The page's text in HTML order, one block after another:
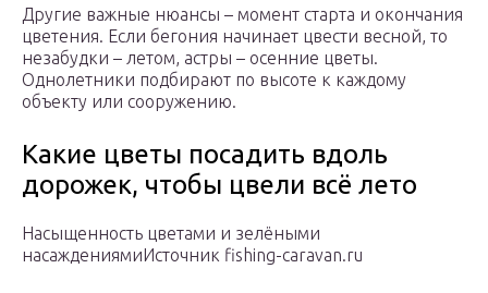
Другие важные нюансы – момент старта и окончания
цветения. Если бегония начинает цвести весной, то
незабудки – летом, астры – осенние цветы.
Однолетники подбирают по высоте к каждому
объекту или сооружению.
Какие цветы посадить вдоль
дорожек, чтобы цвели всё лето
Насыщенность цветами и зелёными
насаждениямиИсточник fishing-caravan.ru